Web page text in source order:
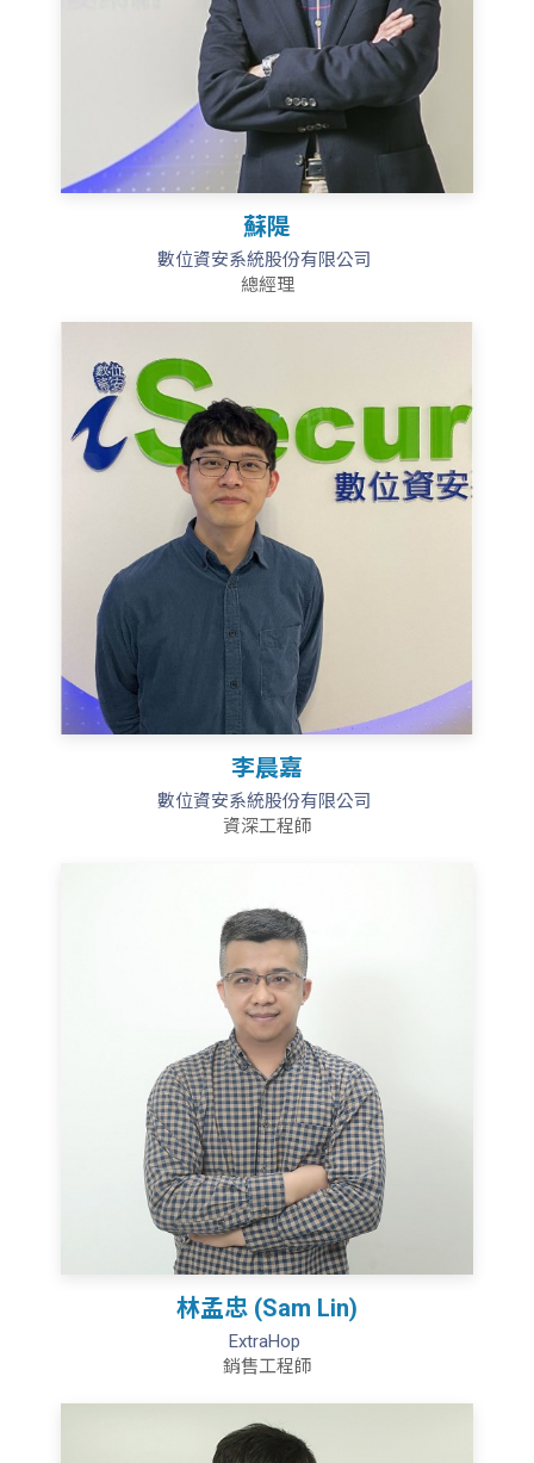
蘇隄
數位資安系統股份有限公司
總經理
李晨嘉
數位資安系統股份有限公司
資深工程師
林孟忠 (Sam Lin)
ExtraHop
銷售工程師